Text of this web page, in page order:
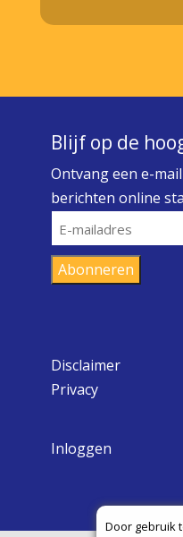
Door gebruik
Blijf op de
Ontvang een e-
berichten online
E-
mailadres
Abonneren
Disclaimer
Privacy
Inloggen